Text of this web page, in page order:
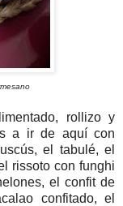
rollizo y
a ir de aquí con
el tabulé, el
rissoto con funghi
el confit de
confitado, el